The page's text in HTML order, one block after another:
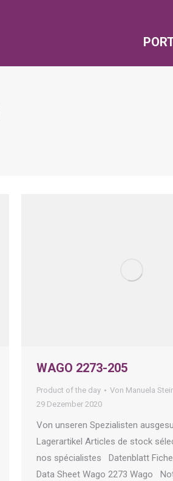
WAGO 2273-205
Product of the day Von Manuela
29 Dezember 2020
Von unseren Spezialisten
Lagerartikel Articles de stock
nos spécialistes Datenblatt
Data Sheet Wago 2273 Wago